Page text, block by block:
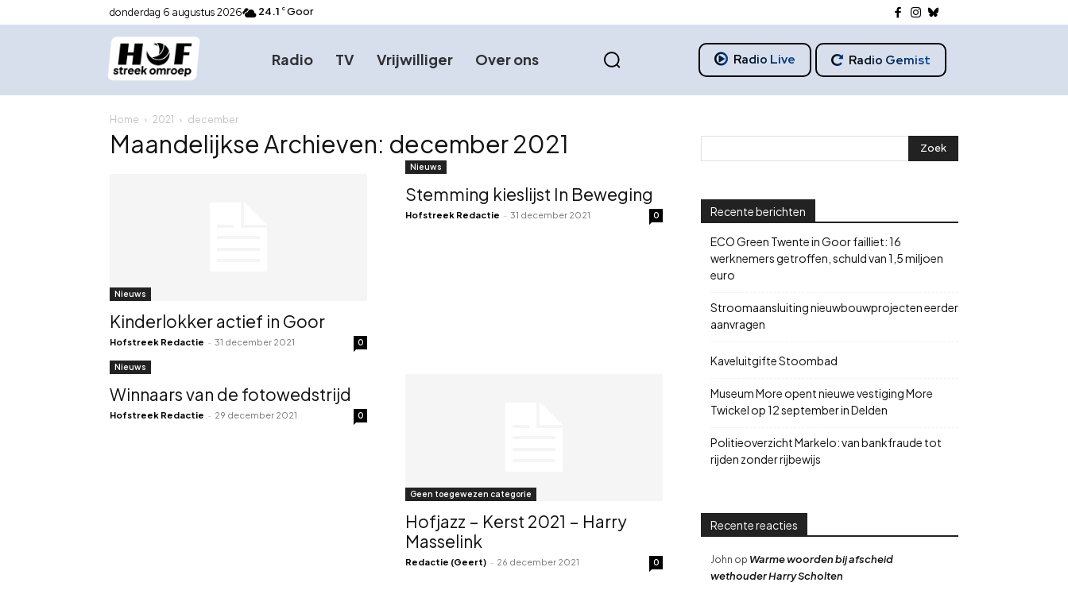
donderdag 6 augustus 2026 24.1 C Goor
Radio TV Vrijwilliger Over ons Radio Live Radio Gemist
Home 2021 december
Maandelijkse Archieven: december 2021
Nieuws
Kinderlokker actief in Goor
Hofstreek Redactie - 31 december 2021 0
Nieuws
Stemming kieslijst In Beweging
Hofstreek Redactie - 31 december 2021 0
Nieuws
Winnaars van de fotowedstrijd
Hofstreek Redactie - 29 december 2021 0
Geen toegewezen categorie
Hofjazz – Kerst 2021 – Harry
Masselink
Redactie (Geert) - 26 december 2021 0
Recente berichten
ECO Green Twente in Goor failliet: 16
werknemers getroffen, schuld van 1,5 miljoen
euro
Stroomaansluiting nieuwbouwprojecten eerder
aanvragen
Kaveluitgifte Stoombad
Museum More opent nieuwe vestiging More
Twickel op 12 september in Delden
Politieoverzicht Markelo: van bankfraude tot
rijden zonder rijbewijs
Recente reacties
John op Warme woorden bij afscheid
wethouder Harry Scholten